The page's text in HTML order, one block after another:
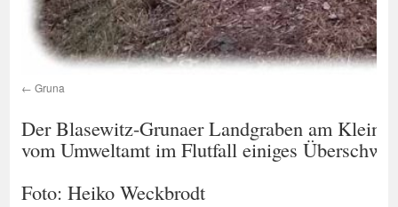
Gruna
Der Blasewitz-Grunaer Landgraben am
vom Umweltamt im Flutfall einiges
Foto: Heiko Weckbrodt